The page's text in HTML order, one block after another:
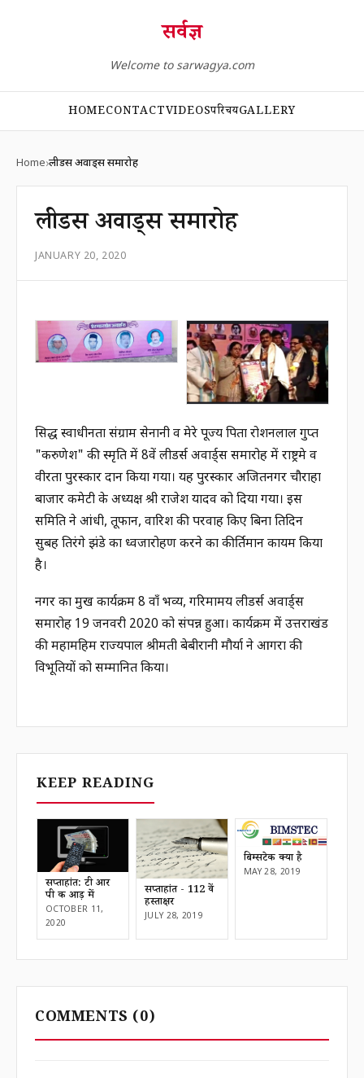
सर्वज्ञ
Welcome to sarwagya.com
HOMECONTACTVIDEOSपरिचयGALLERY
Home लीडर्स अवार्ड्स समारोह
लीडर्स अवार्ड्स समारोह
JANUARY 20, 2020
प्रसिद्ध स्वाधीनता संग्राम सेनानी व मेरे पूज्य पिता रोशनलाल गुप्त
"करुणेश" की स्मृति में 8वें लीडर्स अवार्ड्स समारोह में राष्ट्रप्रेम व
वीरता पुरस्कार प्रदान किया गया। यह पुरस्कार अजितनगर चौराहा
बाजार कमेटी के अध्यक्ष श्री राजेश यादव को दिया गया। इस
समिति ने आंधी, तूफान, वारिश की परवाह किए बिना प्रतिदिन
सुबह तिरंगे झंडे का ध्वजारोहण करने का कीर्तिमान कायम किया
है।
नगर का प्रमुख कार्यक्रम 8 वाँ भव्य, गरिमामय लीडर्स अवार्ड्स
समारोह 19 जनवरी 2020 को संपन्न हुआ। कार्यक्रम में उत्तराखंड
की महामहिम राज्यपाल श्रीमती बेबीरानी मौर्या ने आगरा की
विभूतियों को सम्मानित किया।
KEEP READING
सप्ताहांत: टी आर
पी की आड़ में
OCTOBER 11,
2020
सप्ताहांत - 112 वें
हस्ताक्षर
JULY 28, 2019
बिम्सटेक क्या है
MAY 28, 2019
COMMENTS (0)